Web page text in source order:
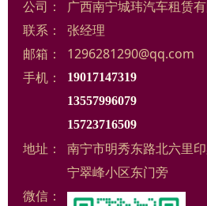
公司：
广西南宁城玮汽车租赁
联系：
张经理
邮箱：
1296281290@qq.com
手机：
19017147319
13557996079
15723716509
地址：
南宁市明秀东路北六里
宁翠峰小区东门旁
微信：